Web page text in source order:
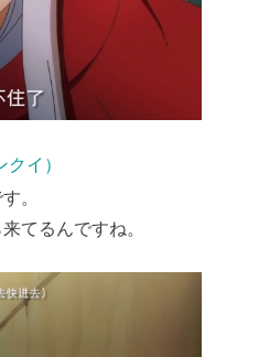
イ）
。
てるんですね。